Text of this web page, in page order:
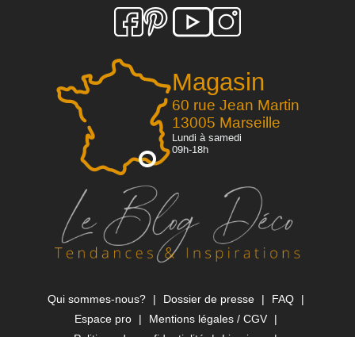
Magasin
60 rue Jean Martin
13005 Marseille
Lundi à samedi
09h-18h
Qui sommes-nous? Dossier de presse
FAQ
Espace pro
Mentions légales / CGV